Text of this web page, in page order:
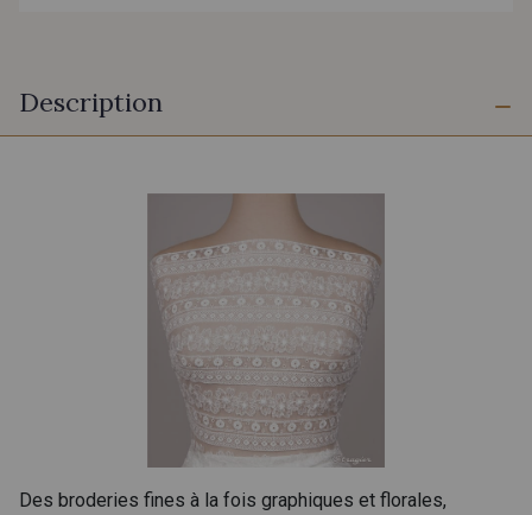
Description
Des broderies fines à la fois graphiques et florales,